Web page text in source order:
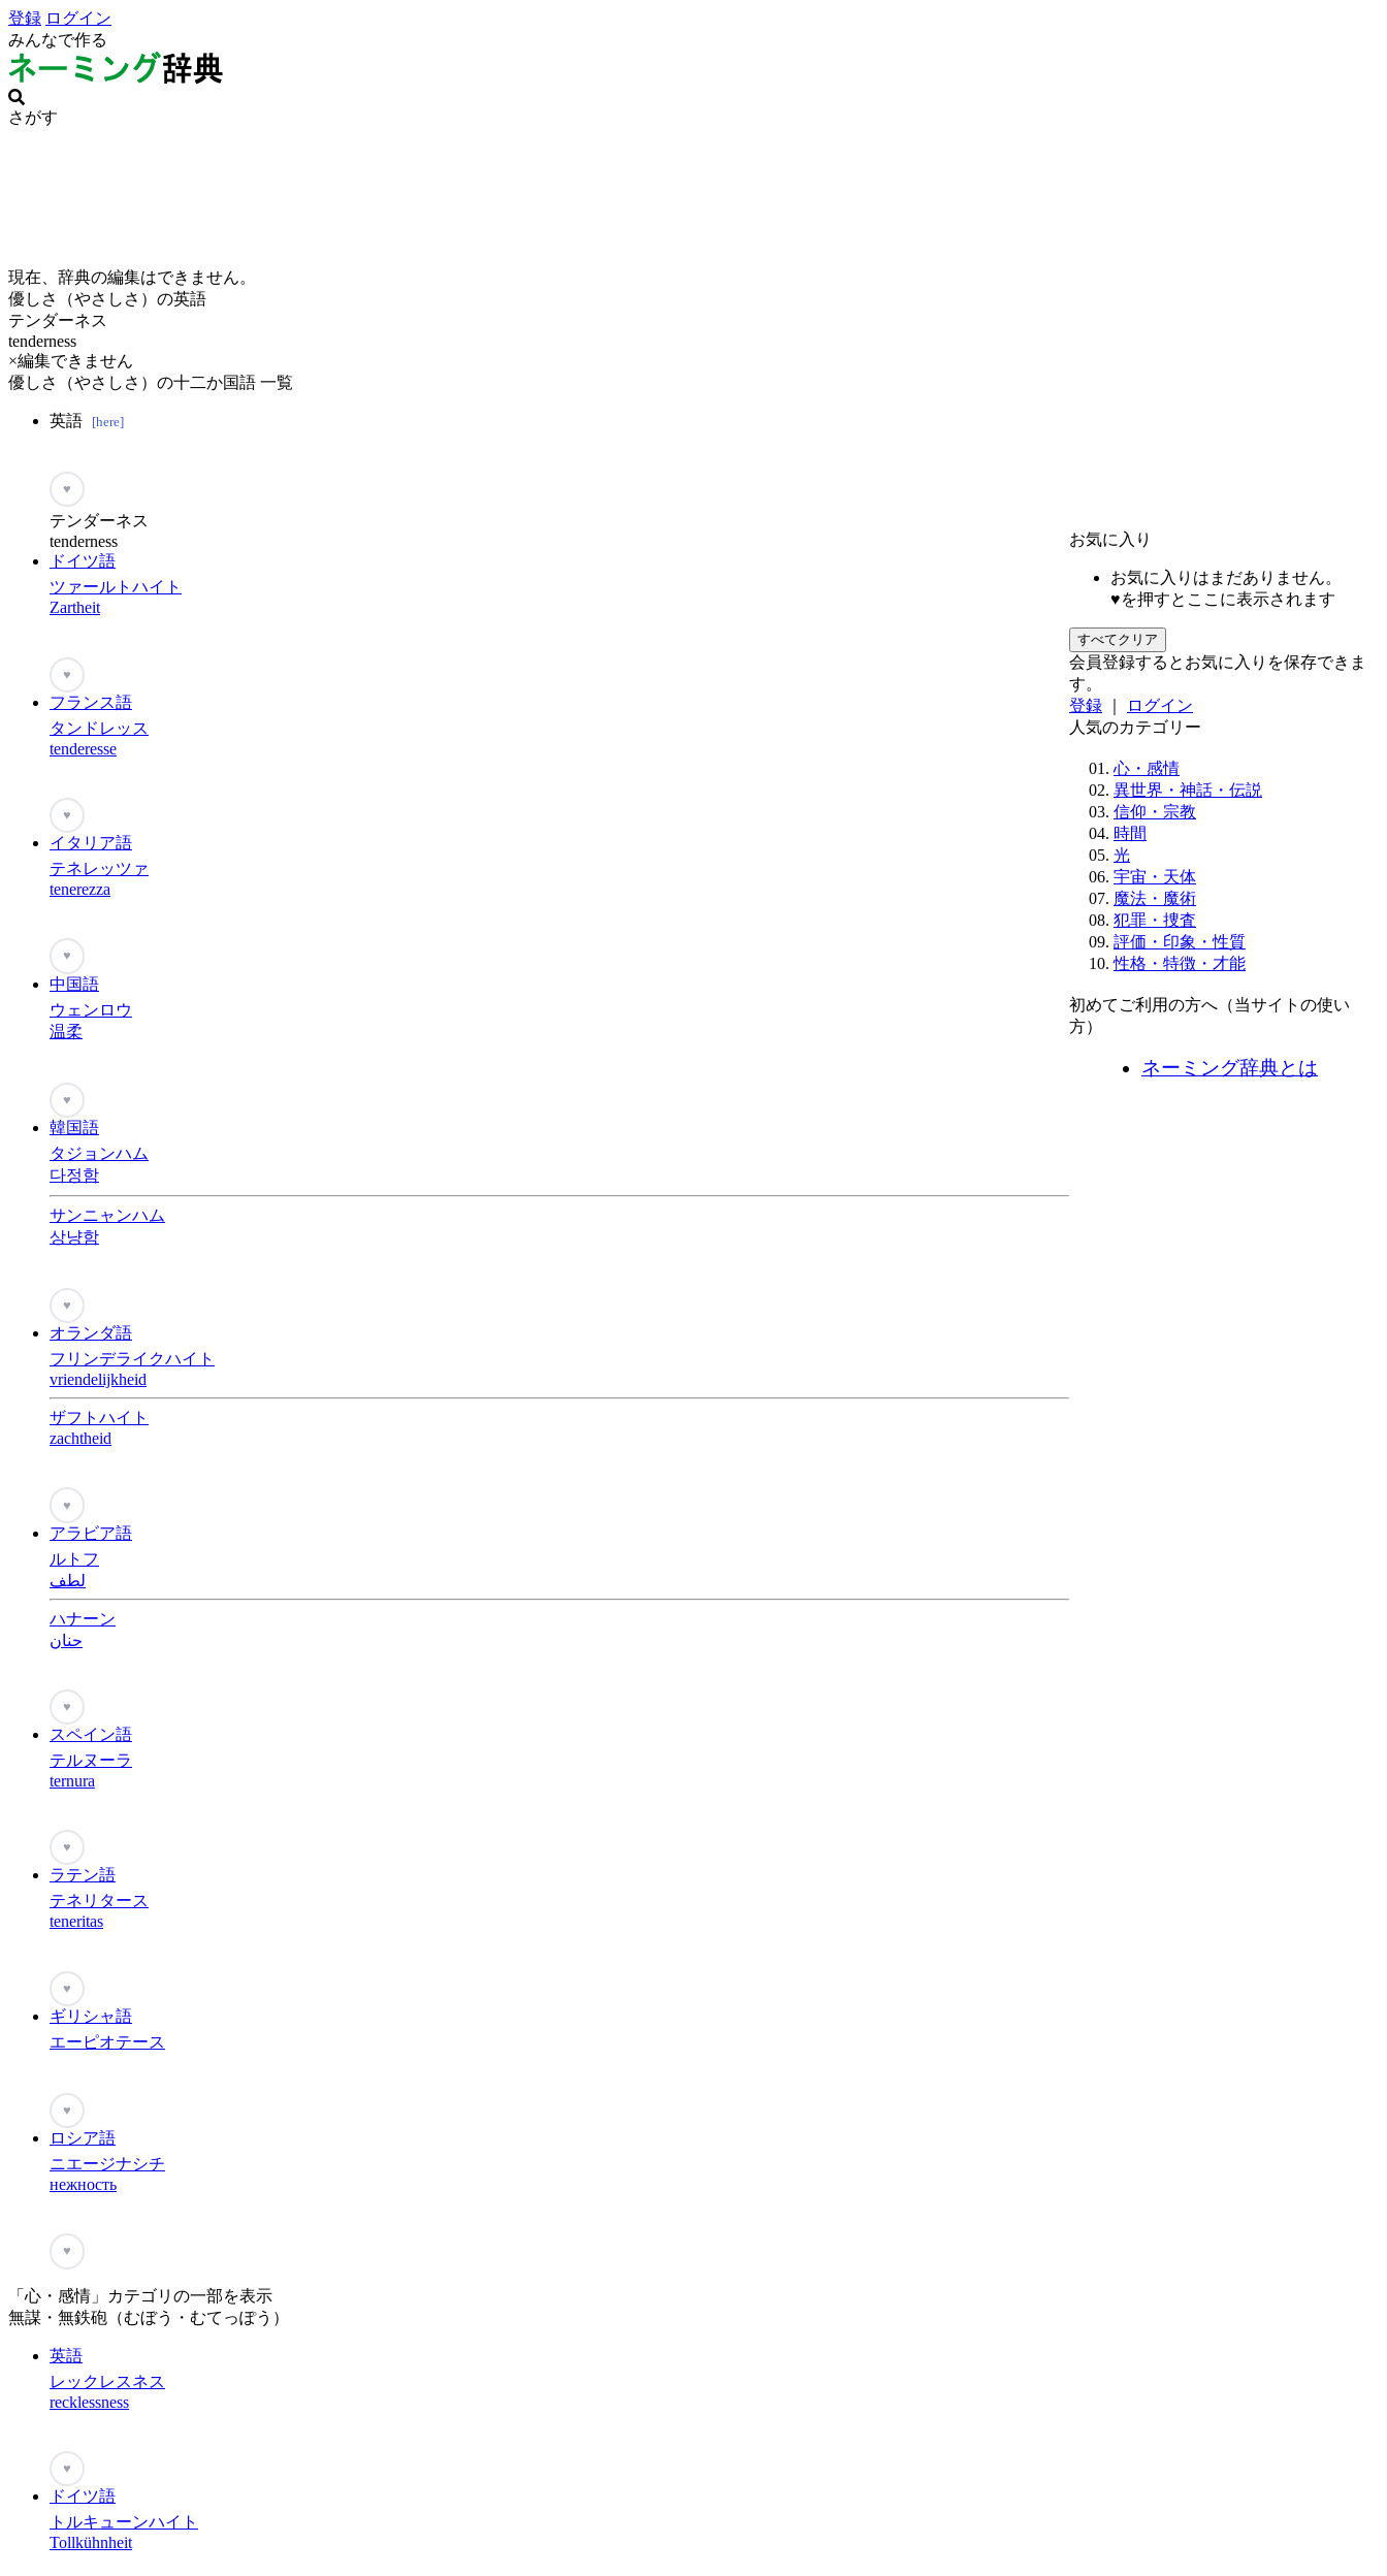
登録 ログイン
みんなで作る
さがす
現在、辞典の編集はできません。
優しさ（やさしさ）の英語
テンダーネス
tenderness
×編集できません
優しさ（やさしさ）の十二か国語 一覧
英語 [here]
♥
テンダーネス
tenderness
ドイツ語
ツァールトハイト
Zartheit
♥
フランス語
タンドレッス
tenderesse
♥
イタリア語
テネレッツァ
tenerezza
♥
中国語
ウェンロウ
温柔
♥
韓国語
タジョンハム
다정함
サンニャンハム
상냥함
♥
オランダ語
フリンデライクハイト
vriendelijkheid
ザフトハイト
zachtheid
♥
アラビア語
ルトフ
لطف
ハナーン
حنان
♥
スペイン語
テルヌーラ
ternura
♥
ラテン語
テネリタース
teneritas
♥
ギリシャ語
エーピオテース
♥
ロシア語
ニエージナシチ
нежность
♥
「心・感情」カテゴリの一部を表示
無謀・無鉄砲（むぼう・むてっぽう）
英語
レックレスネス
recklessness
♥
ドイツ語
トルキューンハイト
Tollkühnheit
お気に入り
お気に入りはまだありません。
♥を押すとここに表示されます
すべてクリア
会員登録するとお気に入りを保存できま
す。
登録
ログイン
人気のカテゴリー
心・感情
異世界・神話・伝説
信仰・宗教
時間
光
宇宙・天体
魔法・魔術
犯罪・捜査
評価・印象・性質
性格・特徴・才能
初めてご利用の方へ（当サイトの使い
方）
ネーミング辞典とは